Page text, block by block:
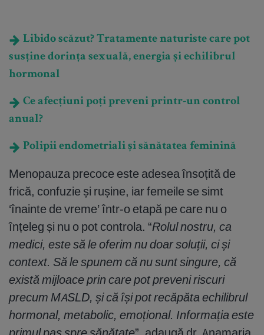
Libido scăzut? Tratamente naturiste care pot
susține dorința sexuală, energia și echilibrul
hormonal
Ce afecțiuni poți preveni printr-un control
anual?
Polipii endometriali și sănătatea feminină
Menopauza precoce este adesea însoțită de
frică, confuzie și rușine, iar femeile se simt
‘înainte de vreme’ într-o etapă pe care nu o
înțeleg și nu o pot controla. “Rolul nostru, ca
medici, este să le oferim nu doar soluții, ci și
context. Să le spunem că nu sunt singure, că
există mijloace prin care pot preveni riscuri
precum MASLD, și că își pot recăpăta echilibrul
hormonal, metabolic, emoțional. Informația este